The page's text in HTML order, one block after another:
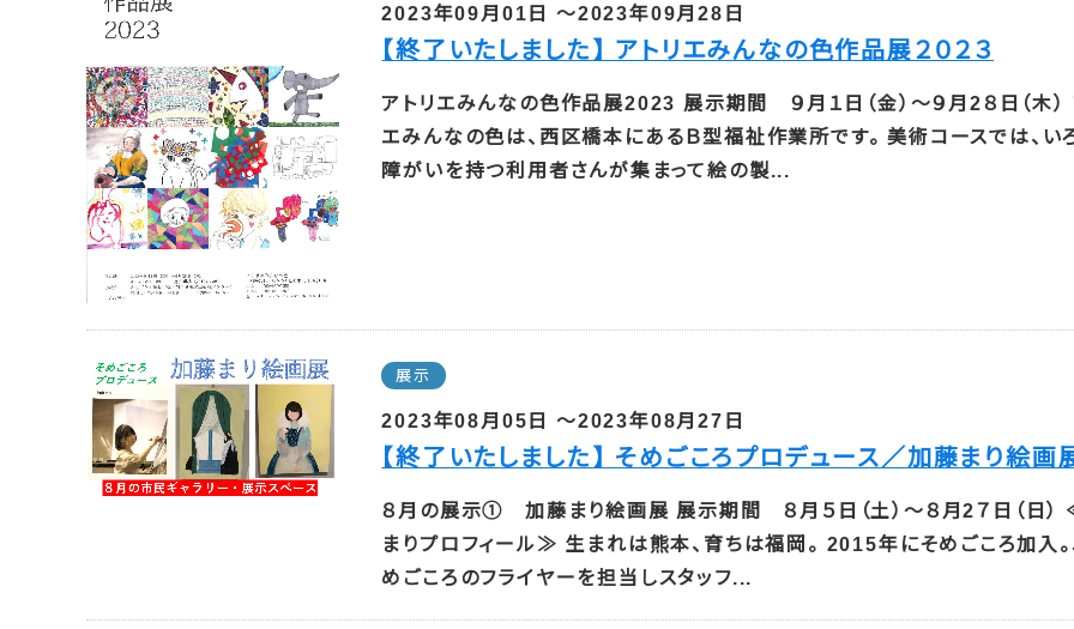
2023年09月01日 ～2023年09月28日
【終了いたしました】 アトリエみんなの色作品展２０２３
アトリエみんなの色作品展2023 展示期間 ９月１日（金）～９月2８日（木）
エみんなの色は、西区橋本にあるＢ型福祉作業所です。 美術コースでは、い
障がいを持つ利用者さんが集まって絵の製...
展示
2023年08月05日 ～2023年08月27日
【終了いたしました】 そめごころプロデュース／加藤まり絵画
８月の展示① 加藤まり絵画展 展示期間 ８月５日（土）～８月2７日（日）
まりプロフィール≫ 生まれは熊本、育ちは福岡。 2015年にそめごころ加入
めごころのフライヤーを担当しスタッフ...